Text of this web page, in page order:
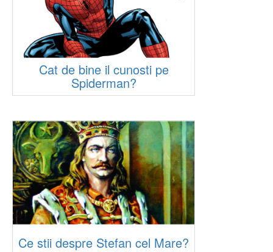
Cat de bine il cunosti pe
Spiderman?
Ce stii despre Stefan cel Mare?